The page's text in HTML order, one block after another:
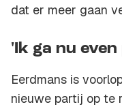
dat er meer gaan
'Ik ga nu
Eerdmans is
nieuwe partij op te